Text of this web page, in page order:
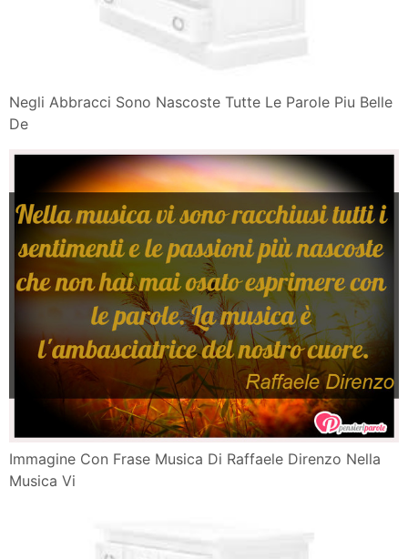
Negli Abbracci Sono Nascoste Tutte Le Parole Piu Belle
De
Immagine Con Frase Musica Di Raffaele Direnzo Nella
Musica Vi